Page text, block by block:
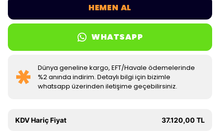
HEMEN AL
WHATSAPP
Dünya geneline kargo, EFT/Havale ödemelerinde
%2 anında indirim. Detaylı bilgi için bizimle
whatsapp üzerinden iletişime geçebilirsiniz.
KDV Hariç Fiyat 37.120,00 TL